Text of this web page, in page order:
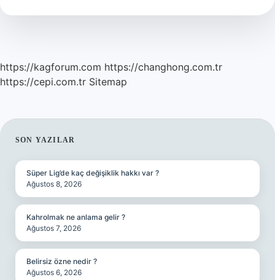
https://kagforum.com https://changhong.com.tr
https://cepi.com.tr Sitemap
SIDEBAR
SON YAZILAR
Süper Lig’de kaç değişiklik hakkı var ?
Ağustos 8, 2026
Kahrolmak ne anlama gelir ?
Ağustos 7, 2026
Belirsiz özne nedir ?
Ağustos 6, 2026